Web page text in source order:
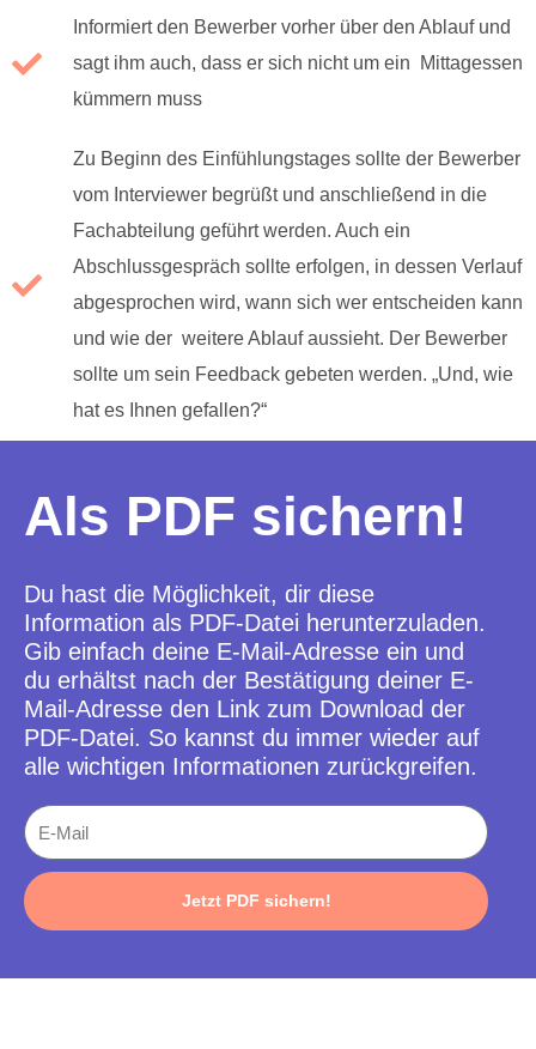
Informiert den Bewerber vorher über den Ablauf und
sagt ihm auch, dass er sich nicht um ein Mittagessen
kümmern muss
Zu Beginn des Einfühlungstages sollte der Bewerber
vom Interviewer begrüßt und anschließend in die
Fachabteilung geführt werden. Auch ein
Abschlussgespräch sollte erfolgen, in dessen Verlauf
abgesprochen wird, wann sich wer entscheiden kann
und wie der weitere Ablauf aussieht. Der Bewerber
sollte um sein Feedback gebeten werden. „Und, wie
hat es Ihnen gefallen?“
Als PDF sichern!
Du hast die Möglichkeit, dir diese
Information als PDF-Datei herunterzuladen.
Gib einfach deine E-Mail-Adresse ein und
du erhältst nach der Bestätigung deiner E-
Mail-Adresse den Link zum Download der
PDF-Datei. So kannst du immer wieder auf
alle wichtigen Informationen zurückgreifen.
E-
Mail
Jetzt PDF sichern!